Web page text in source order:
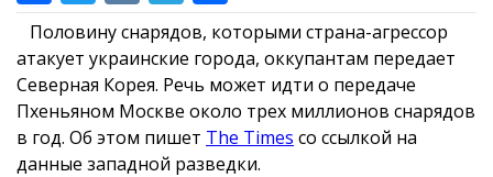
Половину снарядов, которыми страна-агрессор
атакует украинские города, оккупантам передает
Северная Корея. Речь может идти о передаче
Пхеньяном Москве около трех миллионов снарядов
в год. Об этом пишет The Times со ссылкой на
данные западной разведки.